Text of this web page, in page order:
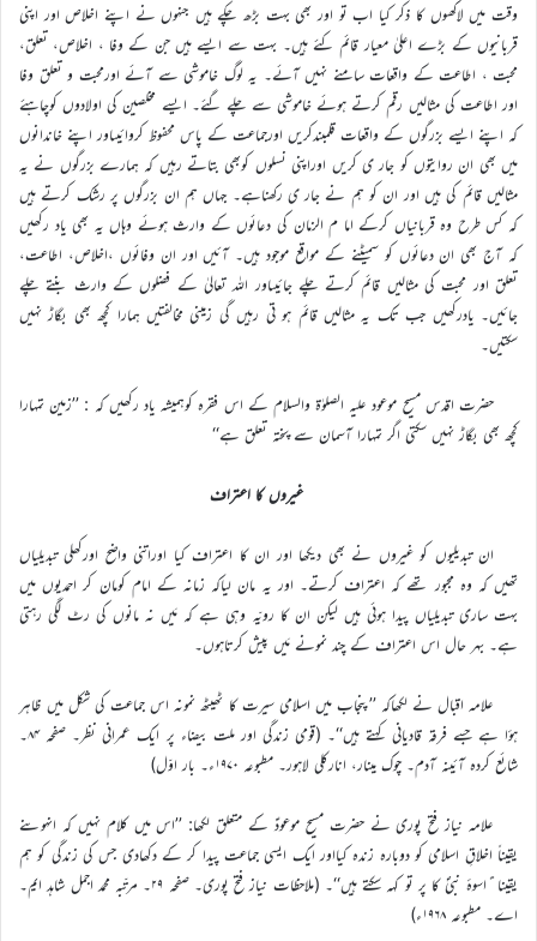
وقت میں لاکھوں کا ذکر کیا اب تو اور بھی بہت بڑھ چکے ہیں جنہوں نے اپنے اخلاص اور اپنی
قربانیوں کے بڑے اعلیٰ معیار قائم کئے ہیں۔ بہت سے ایسے ہیں جن کے وفا ، اخلاص، تعلق،
محبت ، اطاعت کے واقعات سامنے نہیں آئے۔ یہ لوگ خاموشی سے آئے اورمحبت و تعلق وفا
اور اطاعت کی مثالیں رقم کرتے ہوئے خاموشی سے چلے گئے۔ ایسے مخلصین کی اولادوں کوچاہئے
کہ اپنے ایسے بزرگوں کے واقعات قلمبندکریں اورجماعت کے پاس محفوظ کروائیںاور اپنے خاندانوں
میں بھی ان روایتوں کو جار ی کریں اوراپنی نسلوں کوبھی بتاتے رہیں کہ ہمارے بزرگوں نے یہ
مثالیں قائم کی ہیں اور ان کو ہم نے جار ی رکھناہے۔ جہاں ہم ان بزرگوں پر رشک کرتے ہیں
کہ کس طرح وہ قربانیاں کرکے اما م الزمان کی دعائوں کے وارث ہوئے وہاں یہ بھی یاد رکھیں
کہ آج بھی ان دعائوں کو سمیٹنے کے مواقع موجود ہیں۔ آئیں اور ان وفائوں ،اخلاص، اطاعت،
تعلق اور محبت کی مثالیں قائم کرتے چلے جائیںاور اللہ تعالیٰ کے فضلوں کے وارث بنتے چلے
جائیں۔ یادرکھیں جب تک یہ مثالیں قائم ہو تی رہیں گی زمینی مخالفتیں ہمارا کچھ بھی بگاڑ نہیں
سکتیں۔
حضرت اقدس مسیح موعود علیہ الصلوٰۃ والسلام کے اس فقرہ کوہمیشہ یاد رکھیں کہ : ’’زمین تمہارا
کچھ بھی بگاڑ نہیں سکتی اگر تمہارا آسمان سے پختہ تعلق ہے‘‘
غیروں کا اعتراف
ان تبدیلیوں کو غیروں نے بھی دیکھا اور ان کا اعتراف کیا اوراتنی واضح اورکھلی تبدیلیاں
تھیں کہ وہ مجبور تھے کہ اعتراف کرتے۔ اور یہ مان لیاکہ زمانہ کے امام کومان کر احمدیوں میں
بہت ساری تبدیلیاں پیدا ہوئی ہیں لیکن ان کا رویّہ وہی ہے کہ مَیں نہ مانوں کی رٹ لگی رہتی
ہے۔ بہر حال اس اعتراف کے چند نمونے مَیں پیش کرتاہوں۔
علامہ اقبال نے لکھاکہ ’’پنجاب میں اسلامی سیرت کا ٹھیٹھ نمونہ اس جماعت کی شکل میں ظاہر
ہؤا ہے جسے فرقہ قادیانی کہتے ہیں‘‘۔ (قومی زندگی اور ملت بیضاء پر ایک عمرانی نظر۔ صفحہ ۸۴۔
شائع کردہ آئینہ آدم۔ چوک مینار، انارکلی لاہور۔ مطبوعہ ۱۹۷۰ء۔ بار اوّل)
علامہ نیاز فتح پوری نے حضرت مسیح موعودؑ کے متعلق لکھا: ’’اس میں کلام نہیں کہ انہوںنے
یقیناً اخلاقِ اسلامی کو دوبارہ زندہ کیااور ایک ایسی جماعت پیدا کر کے دکھادی جس کی زندگی کو ہم
یقینا ًاسوۂ نبیؐ کا پر تو کہہ سکتے ہیں‘‘۔ (ملاحظات نیاز فتح پوری۔ صفحہ ۲۹۔ مرتّبہ محمد اجمل شاہد ایم۔
اے۔ مطبوعہ ۱۹۶۸ء)